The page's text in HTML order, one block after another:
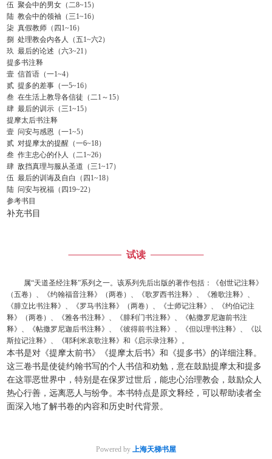
伍 聚会中的男女（二8~15）
陆 教会中的领袖（三1~16）
柒 真假教师（四 1~16）
捌 处理教会内各人（五1~六2）
玖 最后的论述（六3~21 ）
提多书注释
壹 信首语（一1~4）
贰 提多的差事（一5~16）
叁 在生活上教导各信徒（二1 ～ 15）
肆 最后的训示（三1~15）
提摩太后书注释
壹 问安与感恩（一1~5）
贰 对提摩太的提醒（一6~18）
叁 作主忠心的仆人（二1~26）
肆 敌挡真理与服从圣道（三1~17）
伍 最后的训诲及自白（四 1~18）
陆 问安与祝福（四 19~22）
参考书目
补充书目
试读
属“天道圣经注释”系列之一。该系列先后出版的著作包括：《创世记注释》
（五卷）、《约翰福音注释》（两卷）、《歌罗西书注释》、《雅歌注释》、
《腓立比书注释》、《罗马书注释》（两卷）、《士师记注释》、《约伯记注
释》（两卷）、《雅各书注释》、《腓利门书注释》、《帖撒罗尼迦前书注
释》、《帖撒罗尼迦后书注释》、《彼得前书注释》、《但以理书注释》、《以
斯拉记注释》、《耶利米哀歌注释》和《启示录注释》。
本书是对《提摩太前书》《提摩太后书》和《提多书》的详细注释。
这三卷书是使徒约翰书写的个人书信和劝勉，意在鼓励提摩太和提多
在这罪恶世界中，特别是在保罗过世后，能忠心治理教会，鼓励众人
热心行善，远离恶人与纷争。本书特点是原文释经，可以帮助读者全
面深入地了解书卷的内容和历史时代背景。
Powered by 上海天梯书屋